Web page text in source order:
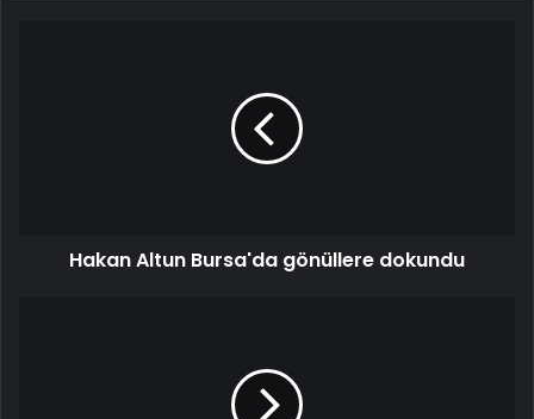
Hakan Altun Bursa'da gönüllere dokundu